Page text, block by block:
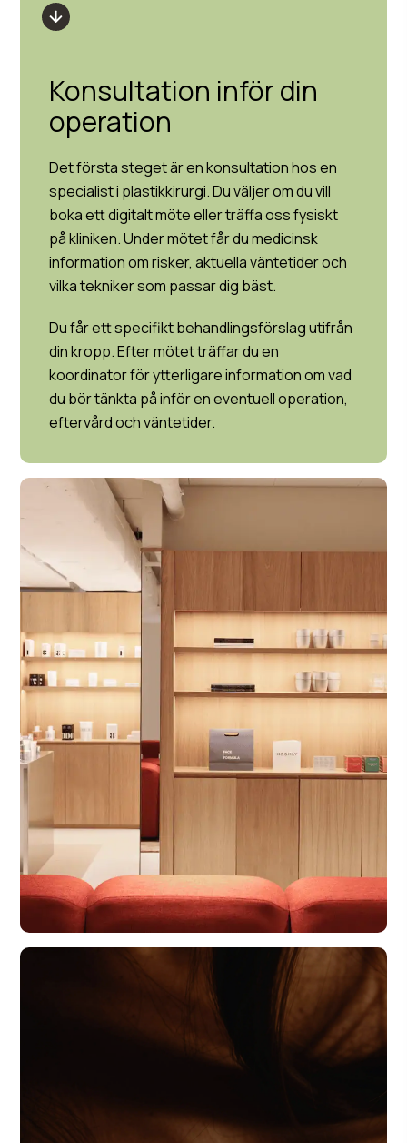
Konsultation inför din
operation
Det första steget är en konsultation hos en
specialist i plastikkirurgi. Du väljer om du vill
boka ett digitalt möte eller träffa oss fysiskt
på kliniken. Under mötet får du medicinsk
information om risker, aktuella väntetider och
vilka tekniker som passar dig bäst.
Du får ett specifikt behandlingsförslag utifrån
din kropp. Efter mötet träffar du en
koordinator för ytterligare information om vad
du bör tänkta på inför en eventuell operation,
eftervård och väntetider.